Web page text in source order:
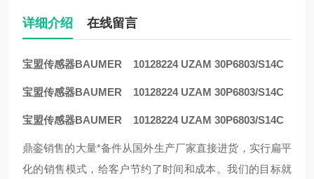
详细介绍 在线留言
宝盟传感器BAUMER 10128224 UZAM 30P6803/S14C
宝盟传感器BAUMER 10128224 UZAM 30P6803/S14C
宝盟传感器BAUMER 10128224 UZAM 30P6803/S14C
鼎銮销售的大量*备件从国外生产厂家直接进货，实行扁平
化的销售模式，给客户节约了时间和成本。我们的目标就